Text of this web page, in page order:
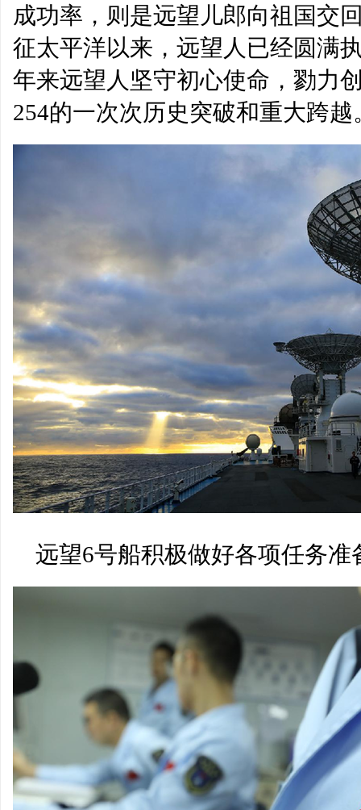
成功率，则是远望儿郎向祖国交
征太平洋以来，远望人已经圆满
年来远望人坚守初心使命，勠力
254的一次次历史突破和重大跨越
远望6号船积极做好各项任务准